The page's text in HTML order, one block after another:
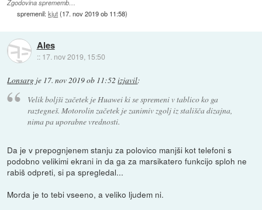
Zgodovina sprememb…
spremenil:kjut(17. nov 2019 ob 11:58)
Ales
:: 17. nov 2019, 15:50
Lonsarg je 17. nov 2019 ob 11:52 izjavil:
Velik boljši začetek je Huawei ki se spremeni v tablico ko ga
raztegneš. Motorolin začetek je zanimiv zgolj iz stališča dizajna,
nima pa uporabne vrednosti.
Da je v prepognjenem stanju za polovico manjši kot telefoni s
podobno velikimi ekrani in da ga za marsikatero funkcijo sploh ne
rabiš odpreti, si pa spregledal...
Morda je to tebi vseeno, a veliko ljudem ni.